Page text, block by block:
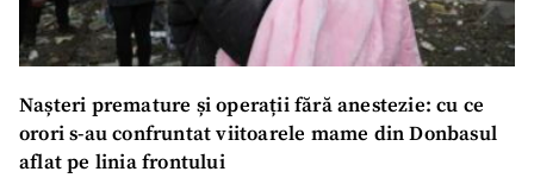
Nașteri premature și operații fără anestezie: cu ce
orori s-au confruntat viitoarele mame din Donbasul
aflat pe linia frontului
Am citit și sunt de
confidențialitate.